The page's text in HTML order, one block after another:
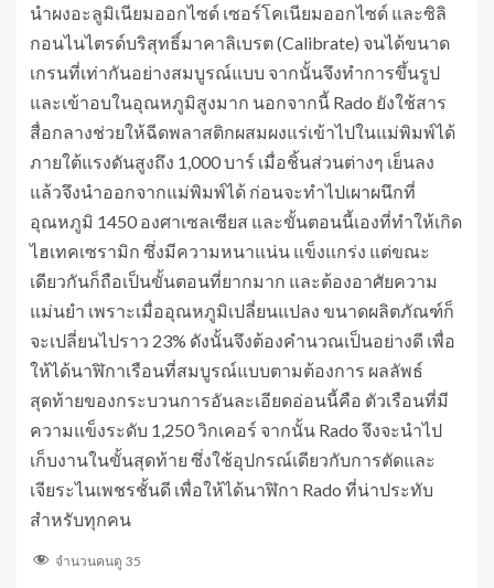
นำผงอะลูมิเนียมออกไซด์ เซอร์โคเนียมออกไซด์ และซิลิ
กอนไนไตรด์บริสุทธิ์มาคาลิเบรต (Calibrate) จนได้ขนาด
เกรนที่เท่ากันอย่างสมบูรณ์แบบ จากนั้นจึงทำการขึ้นรูป
และเข้าอบในอุณหภูมิสูงมาก นอกจากนี้ Rado ยังใช้สาร
สื่อกลางช่วยให้ฉีดพลาสติกผสมผงแร่เข้าไปในแม่พิมพ์ได้
ภายใต้แรงดันสูงถึง 1,000 บาร์ เมื่อชิ้นส่วนต่างๆ เย็นลง
แล้วจึงนำออกจากแม่พิมพ์ได้ ก่อนจะทำไปเผาผนึกที่
อุณหภูมิ 1450 องศาเซลเซียส และขั้นตอนนี้เองที่ทำให้เกิด
ไฮเทคเซรามิก ซึ่งมีความหนาแน่น แข็งแกร่ง แต่ขณะ
เดียวกันก็ถือเป็นขั้นตอนที่ยากมาก และต้องอาศัยความ
แม่นยำ เพราะเมื่ออุณหภูมิเปลี่ยนแปลง ขนาดผลิตภัณฑ์ก็
จะเปลี่ยนไปราว 23% ดังนั้นจึงต้องคำนวณเป็นอย่างดี เพื่อ
ให้ได้นาฬิกาเรือนที่สมบูรณ์แบบตามต้องการ ผลลัพธ์
สุดท้ายของกระบวนการอันละเอียดอ่อนนี้คือ ตัวเรือนที่มี
ความแข็งระดับ 1,250 วิกเคอร์ จากนั้น Rado จึงจะนำไป
เก็บงานในขั้นสุดท้าย ซึ่งใช้อุปกรณ์เดียวกับการตัดและ
เจียระไนเพชรชั้นดี เพื่อให้ได้นาฬิกา Rado ที่น่าประทับ
สำหรับทุกคน
จำนวนคนดู 35